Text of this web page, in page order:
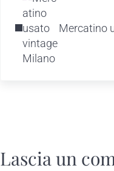
Mercatino
Lascia un